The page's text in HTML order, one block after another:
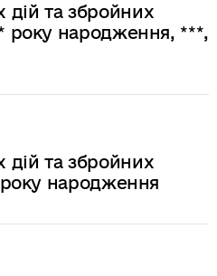
дій та збройних
року народження, ***,
дій та збройних
народження